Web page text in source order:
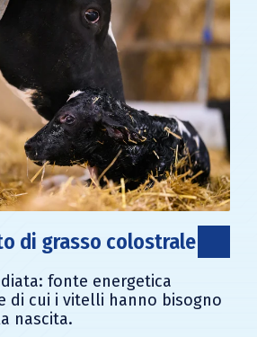
di grasso colostrale
fonte energetica
di cui i vitelli hanno bisogno
nascita.